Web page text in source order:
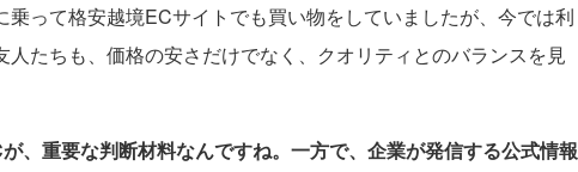
って格安越境ECサイトでも買い物をしていましたが、今では利
人たちも、価格の安さだけでなく、クオリティとのバランスを見
、重要な判断材料なんですね。一方で、企業が発信する公式情報